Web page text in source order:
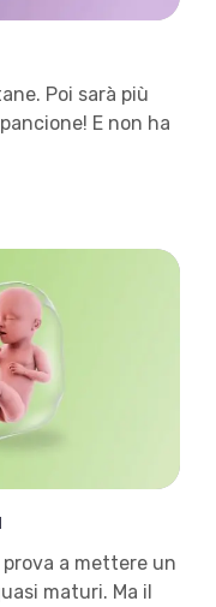
Poi sarà più
E non ha
a mettere un
maturi. Ma il